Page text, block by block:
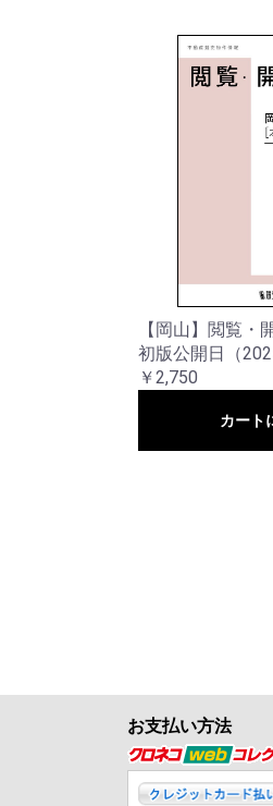
【岡山】閲覧・
初版公開日（
￥2,750
カート
お支払い方法